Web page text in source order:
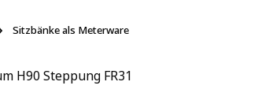
Sitzbänke als Meterware